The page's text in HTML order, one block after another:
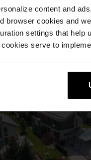
content and
browser cookies and
settings that help
serve to